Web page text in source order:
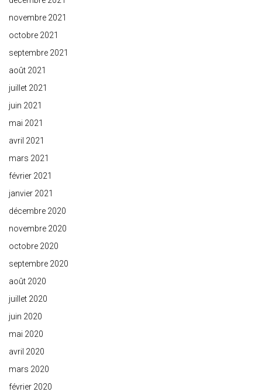
novembre 2021
octobre 2021
septembre 2021
août 2021
juillet 2021
juin 2021
mai 2021
avril 2021
mars 2021
février 2021
janvier 2021
décembre 2020
novembre 2020
octobre 2020
septembre 2020
août 2020
juillet 2020
juin 2020
mai 2020
avril 2020
mars 2020
février 2020